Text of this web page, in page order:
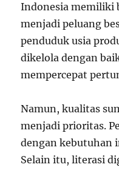
Indonesia memiliki
menjadi peluang
penduduk usia
dikelola dengan
mempercepat
Namun, kualitas
menjadi prioritas.
dengan kebutuhan
Selain itu, literasi